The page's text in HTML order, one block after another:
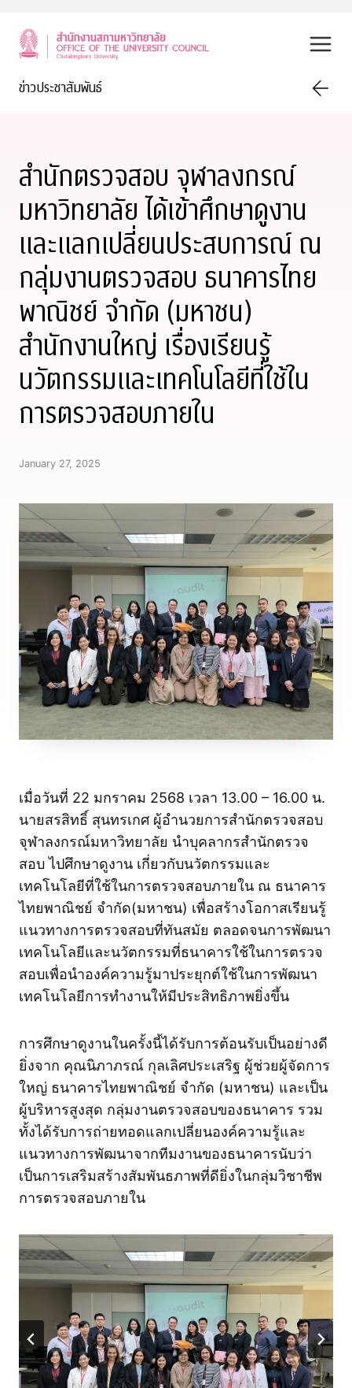
content
ข่าวประชาสัมพันธ์
สำนักตรวจสอบ จุฬาลงกรณ์
มหาวิทยาลัย ได้เข้าศึกษาดูงาน
และแลกเปลี่ยนประสบการณ์ ณ
กลุ่มงานตรวจสอบ ธนาคารไทย
พาณิชย์ จำกัด (มหาชน)
สำนักงานใหญ่ เรื่องเรียนรู้
นวัตกรรมและเทคโนโลยีที่ใช้ใน
การตรวจสอบภายใน
January 27, 2025
เมื่อวันที่ 22 มกราคม 2568 เวลา 13.00 – 16.00 น.
นายสรสิทธิ์ สุนทรเกศ ผู้อำนวยการสำนักตรวจสอบ
จุฬาลงกรณ์มหาวิทยาลัย นำบุคลากรสำนักตรวจ
สอบ ไปศึกษาดูงาน เกี่ยวกับนวัตกรรมและ
เทคโนโลยีที่ใช้ในการตรวจสอบภายใน ณ ธนาคาร
ไทยพาณิชย์ จำกัด(มหาชน) เพื่อสร้างโอกาสเรียนรู้
แนวทางการตรวจสอบที่ทันสมัย ตลอดจนการพัฒนา
เทคโนโลยีและนวัตกรรมที่ธนาคารใช้ในการตรวจ
สอบเพื่อนำองค์ความรู้มาประยุกต์ใช้ในการพัฒนา
เทคโนโลยีการทำงานให้มีประสิทธิภาพยิ่งขึ้น
การศึกษาดูงานในครั้งนี้ได้รับการต้อนรับเป็นอย่างดี
ยิ่งจาก คุณนิภาภรณ์ กุลเลิศประเสริฐ ผู้ช่วยผู้จัดการ
ใหญ่ ธนาคารไทยพาณิชย์ จำกัด (มหาชน) และเป็น
ผู้บริหารสูงสุด กลุ่มงานตรวจสอบของธนาคาร รวม
ทั้งได้รับการถ่ายทอดแลกเปลี่ยนองค์ความรู้และ
แนวทางการพัฒนาจากทีมงานของธนาคารนับว่า
เป็นการเสริมสร้างสัมพันธภาพที่ดียิ่งในกลุ่มวิชาชีพ
การตรวจสอบภายใน